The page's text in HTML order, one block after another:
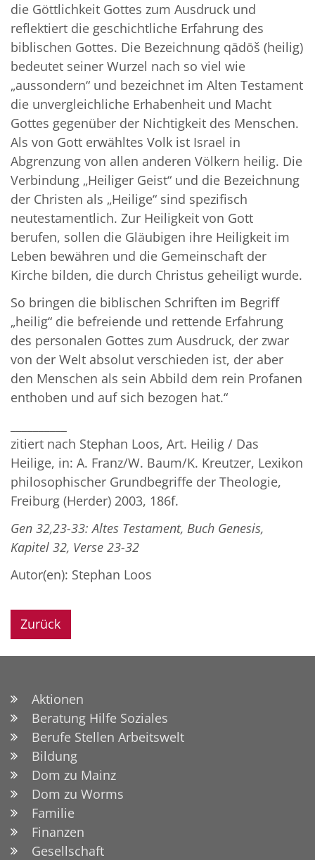
die Göttlichkeit Gottes zum Ausdruck und
reflektiert die geschichtliche Erfahrung des
biblischen Gottes. Die Bezeichnung qādōš (heilig)
bedeutet seiner Wurzel nach so viel wie
„aussondern“ und bezeichnet im Alten Testament
die unvergleichliche Erhabenheit und Macht
Gottes gegenüber der Nichtigkeit des Menschen.
Als von Gott erwähltes Volk ist Israel in
Abgrenzung von allen anderen Völkern heilig. Die
Verbindung „Heiliger Geist“ und die Bezeichnung
der Christen als „Heilige“ sind spezifisch
neutestamentlich. Zur Heiligkeit von Gott
berufen, sollen die Gläubigen ihre Heiligkeit im
Leben bewähren und die Gemeinschaft der
Kirche bilden, die durch Christus geheiligt wurde.
So bringen die biblischen Schriften im Begriff
„heilig“ die befreiende und rettende Erfahrung
des personalen Gottes zum Ausdruck, der zwar
von der Welt absolut verschieden ist, der aber
den Menschen als sein Abbild dem rein Profanen
enthoben und auf sich bezogen hat.“
zitiert nach Stephan Loos, Art. Heilig / Das
Heilige, in: A. Franz/W. Baum/K. Kreutzer, Lexikon
philosophischer Grundbegriffe der Theologie,
Freiburg (Herder) 2003, 186f.
Gen 32,23-33: Altes Testament, Buch Genesis,
Kapitel 32, Verse 23-32
Autor(en): Stephan Loos
Zurück
Aktionen
Beratung Hilfe Soziales
Berufe Stellen Arbeitswelt
Bildung
Dom zu Mainz
Dom zu Worms
Familie
Finanzen
Gesellschaft